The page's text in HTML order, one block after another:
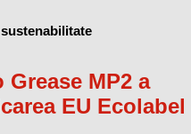
MP2 a
EU Ecolabel